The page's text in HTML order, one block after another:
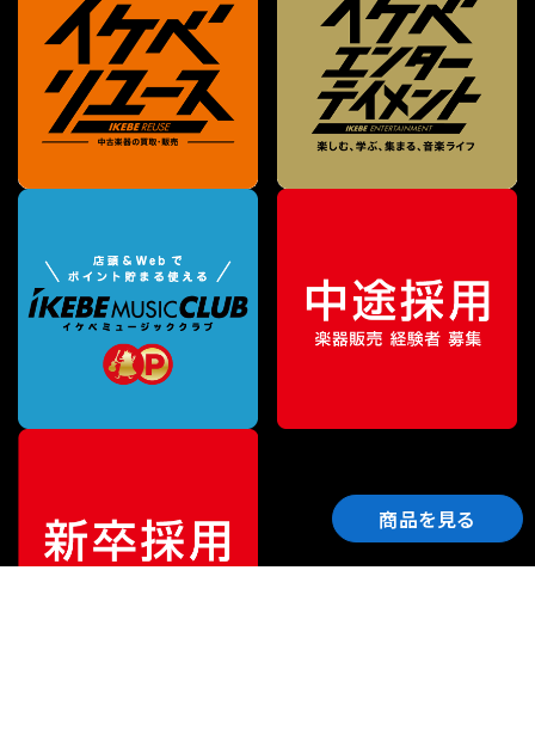
商品を見る